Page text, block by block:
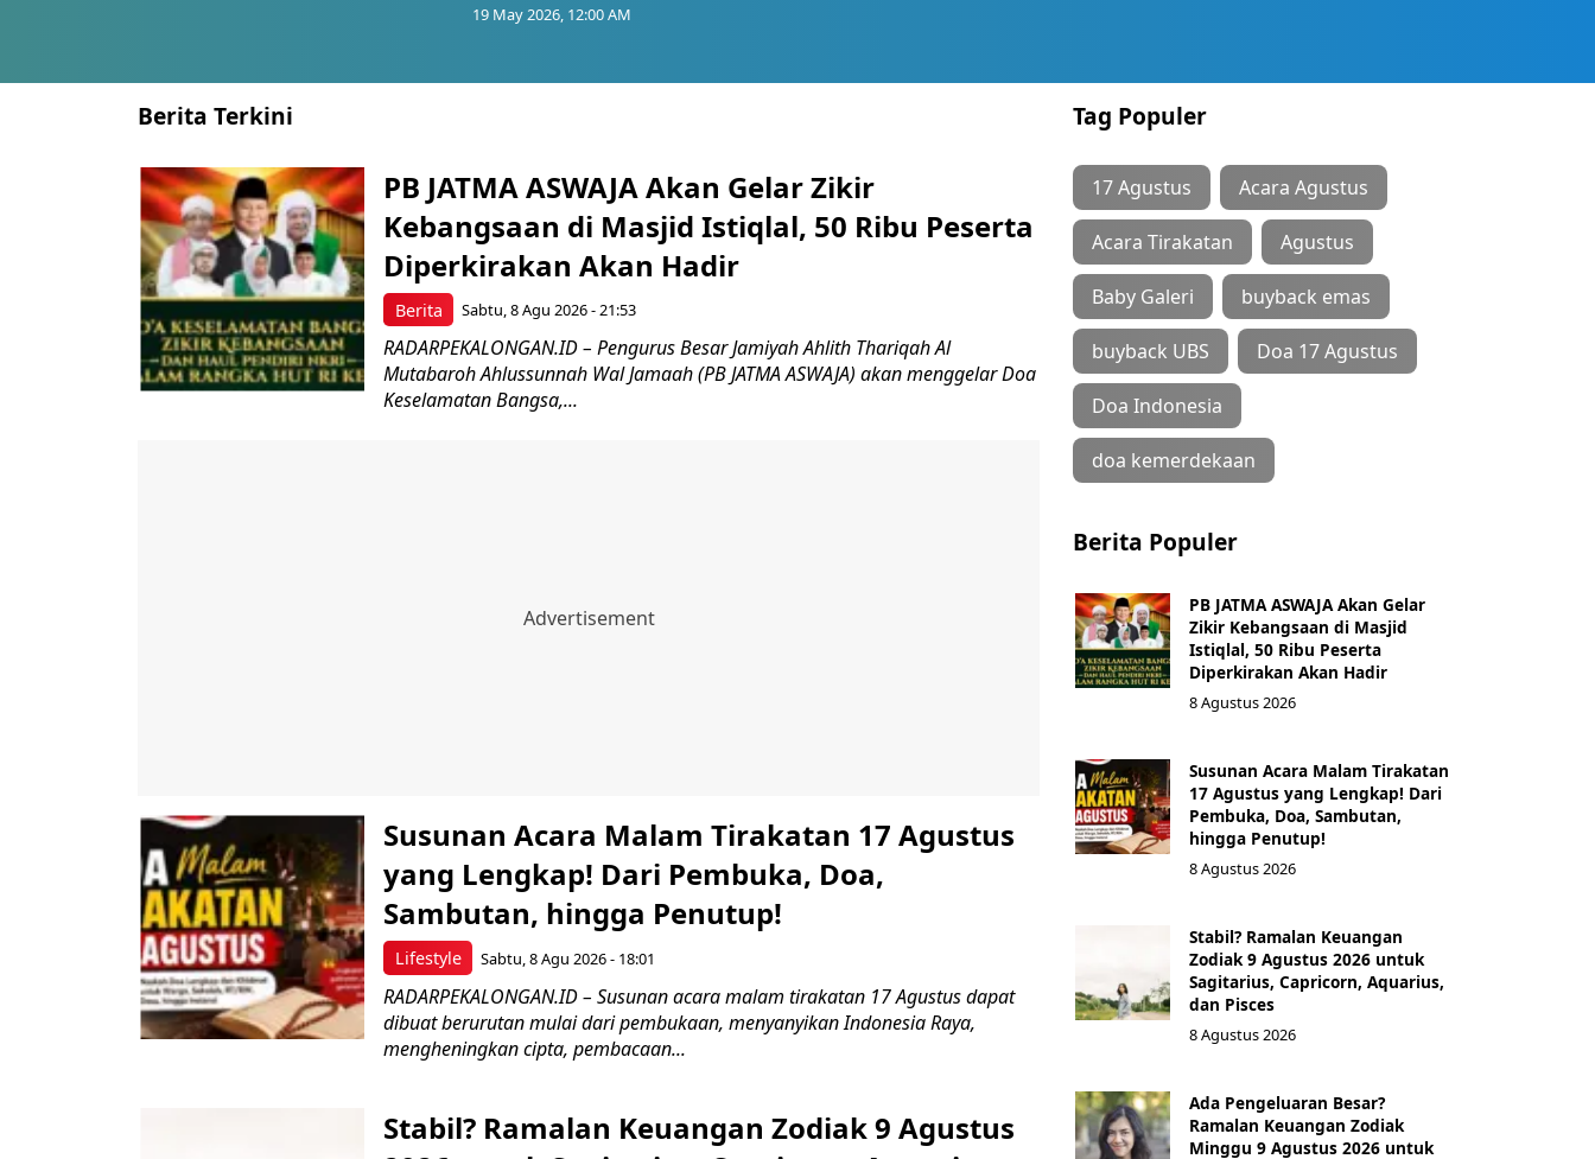
19 May 2026, 12:00 AM
Berita Terkini
Berita
PB JATMA ASWAJA Akan Gelar Zikir
Kebangsaan di Masjid Istiqlal, 50 Ribu Peserta
Diperkirakan Akan Hadir
Sabtu, 8 Agu 2026 - 21:53
RADARPEKALONGAN.ID – Pengurus Besar Jamiyah Ahlith Thariqah Al
Mutabaroh Ahlussunnah Wal Jamaah (PB JATMA ASWAJA) akan menggelar Doa
Keselamatan Bangsa,...
Lifestyle
Susunan Acara Malam Tirakatan 17 Agustus
yang Lengkap! Dari Pembuka, Doa,
Sambutan, hingga Penutup!
Sabtu, 8 Agu 2026 - 18:01
RADARPEKALONGAN.ID – Susunan acara malam tirakatan 17 Agustus dapat
dibuat berurutan mulai dari pembukaan, menyanyikan Indonesia Raya,
mengheningkan cipta, pembacaan...
Stabil? Ramalan Keuangan Zodiak 9 Agustus
Tag Populer
17 Agustus Acara Agustus
Acara Tirakatan Agustus
Baby Galeri buyback emas
buyback UBS Doa 17 Agustus
Doa Indonesia
doa kemerdekaan
Berita Populer
PB JATMA ASWAJA Akan Gelar
Zikir Kebangsaan di Masjid
Istiqlal, 50 Ribu Peserta
Diperkirakan Akan Hadir
8 Agustus 2026
Susunan Acara Malam Tirakatan
17 Agustus yang Lengkap! Dari
Pembuka, Doa, Sambutan,
hingga Penutup!
8 Agustus 2026
Stabil? Ramalan Keuangan
Zodiak 9 Agustus 2026 untuk
Sagitarius, Capricorn, Aquarius,
dan Pisces
8 Agustus 2026
Ada Pengeluaran Besar?
Ramalan Keuangan Zodiak
Minggu 9 Agustus 2026 untuk